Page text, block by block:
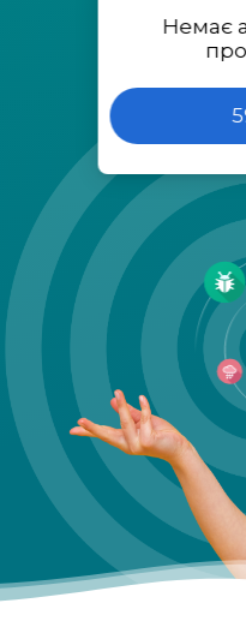
Немає